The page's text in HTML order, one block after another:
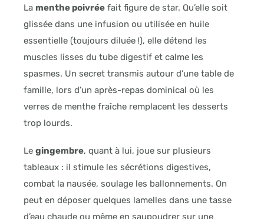
La menthe poivrée fait figure de star. Qu’elle soit
glissée dans une infusion ou utilisée en huile
essentielle (toujours diluée !), elle détend les
muscles lisses du tube digestif et calme les
spasmes. Un secret transmis autour d’une table de
famille, lors d’un après-repas dominical où les
verres de menthe fraîche remplacent les desserts
trop lourds.
Le gingembre, quant à lui, joue sur plusieurs
tableaux : il stimule les sécrétions digestives,
combat la nausée, soulage les ballonnements. On
peut en déposer quelques lamelles dans une tasse